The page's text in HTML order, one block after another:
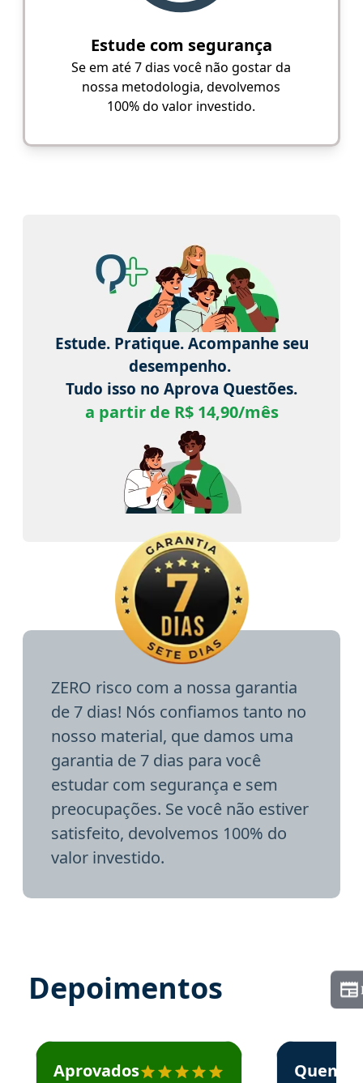
Estude com segurança
Se em até 7 dias você não gostar da
nossa metodologia, devolvemos
100% do valor investido.
Estude. Pratique. Acompanhe seu
desempenho.
Tudo isso no Aprova Questões.
a partir de R$ 14,90/mês
ZERO risco com a nossa garantia
de 7 dias! Nós confiamos tanto no
nosso material, que damos uma
garantia de 7 dias para você
estudar com segurança e sem
preocupações. Se você não estiver
satisfeito, devolvemos 100% do
valor investido.
Depoimentos
Estudante José recomenda o Aprova Concursos em
Aprovados
Estudante
Quem